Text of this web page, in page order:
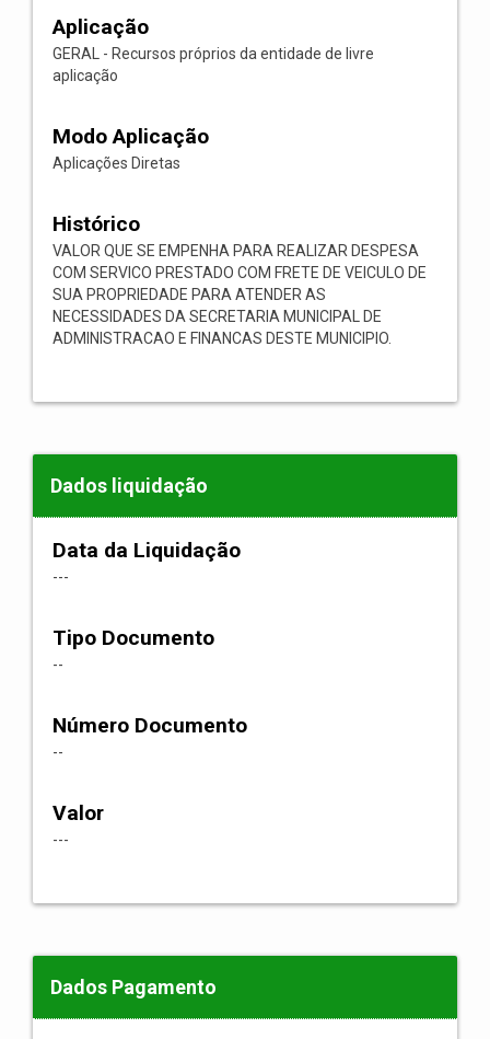
Aplicação
GERAL - Recursos próprios da entidade de livre
aplicação
Modo Aplicação
Aplicações Diretas
Histórico
VALOR QUE SE EMPENHA PARA REALIZAR DESPESA
COM SERVICO PRESTADO COM FRETE DE VEICULO DE
SUA PROPRIEDADE PARA ATENDER AS
NECESSIDADES DA SECRETARIA MUNICIPAL DE
ADMINISTRACAO E FINANCAS DESTE MUNICIPIO.
Dados liquidação
Data da Liquidação
---
Tipo Documento
--
Número Documento
--
Valor
---
Dados Pagamento